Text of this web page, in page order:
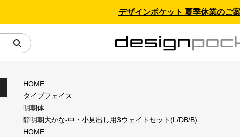
デザインポケット 夏季休業のご
HOME
タイプフェイス
明朝体
靜明朝大かな-中・小見出し用3ウェイトセット(L/DB/B)
HOME